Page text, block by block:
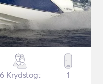
6 Krydstogt 1